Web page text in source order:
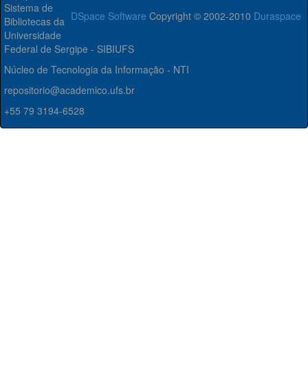
DSpace Software Copyright © 2002-2010 Duraspace
Sistema de
Bibliotecas da
Universidade
Federal de Sergipe - SIBIUFS
Núcleo de Tecnologia da Informação - NTI
repositorio@academico.ufs.br
+55 79 3194-6528